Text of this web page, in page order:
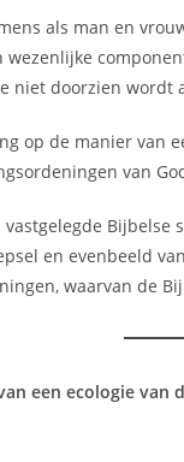
als man en
doorzien wordt
op de manier van
van
en evenbeeld
waarvan de
een ecologie van